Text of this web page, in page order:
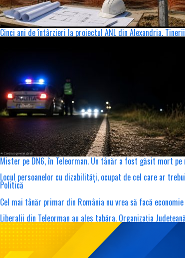
Cinci ani de întârzieri la proiectul ANL din Alexandria.
Mister pe DN6, în Teleorman. Un tânăr a fost găsit mort
Locul persoanelor cu dizabilități, ocupat de cel care ar
Politică
Cel mai tânăr primar din România nu vrea să facă
Liberalii din Teleorman au ales tabăra. Organizația